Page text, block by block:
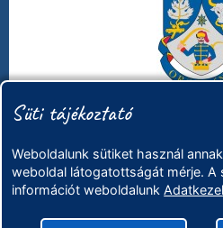
Süti tájékoztató
Weboldalunk sütiket használ
weboldal látogatottságát mérje. A
információt weboldalunk